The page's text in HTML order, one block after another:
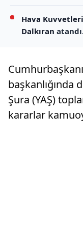
Hava
Dalkıran
başkanlığında
Şura (YAŞ)
kararlar